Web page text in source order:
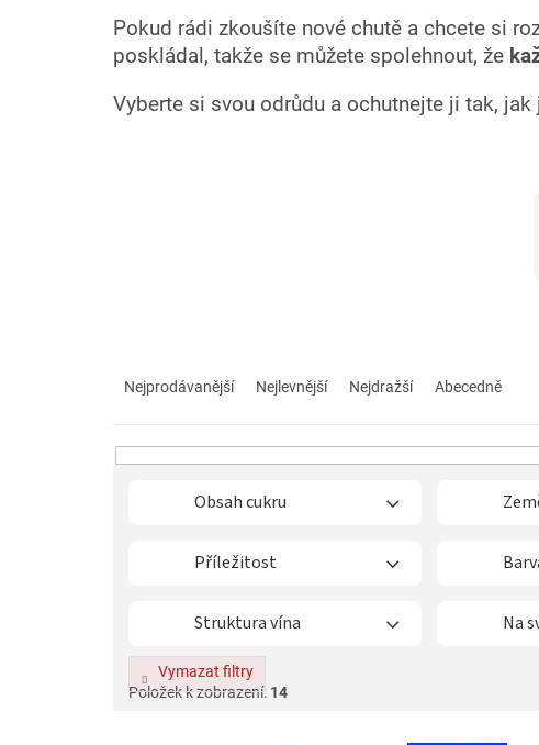
Pokud rádi zkoušíte nové chutě a chcete si
poskládal, takže se můžete spolehnout, že
Vyberte si svou odrůdu a ochutnejte ji tak, jak
n
Nejprodávanější Nejlevnější Nejdražší Abecedně
Obsah cukru
Příležitost
Struktura vína Na
Vymazat filtry
Položek k zobrazení: 14